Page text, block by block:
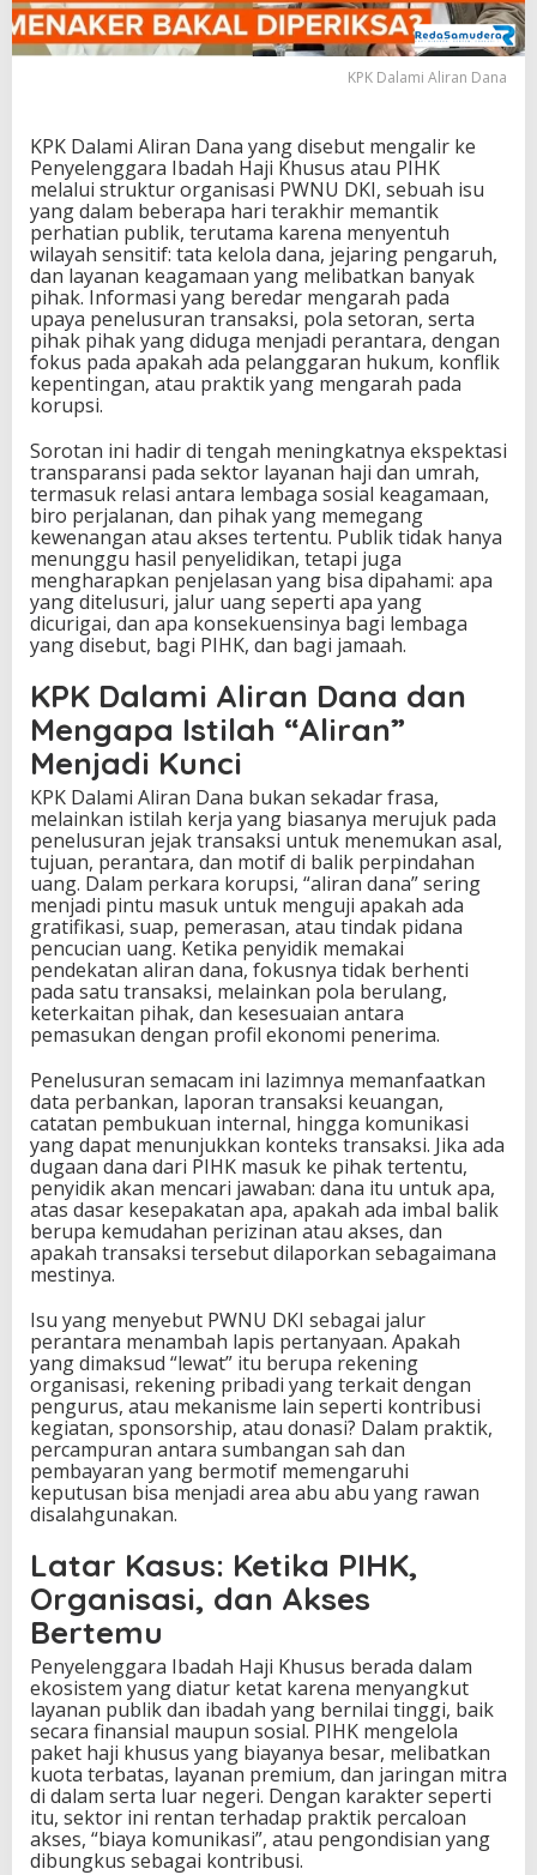
P
I
H
w
a
t
P
W
N
U
D
K
I
?
KPK Dalami Aliran Dana
KPK Dalami Aliran Dana yang disebut mengalir ke
Penyelenggara Ibadah Haji Khusus atau PIHK
melalui struktur organisasi PWNU DKI, sebuah isu
yang dalam beberapa hari terakhir memantik
perhatian publik, terutama karena menyentuh
wilayah sensitif: tata kelola dana, jejaring pengaruh,
dan layanan keagamaan yang melibatkan banyak
pihak. Informasi yang beredar mengarah pada
upaya penelusuran transaksi, pola setoran, serta
pihak pihak yang diduga menjadi perantara, dengan
fokus pada apakah ada pelanggaran hukum, konflik
kepentingan, atau praktik yang mengarah pada
korupsi.
Sorotan ini hadir di tengah meningkatnya ekspektasi
transparansi pada sektor layanan haji dan umrah,
termasuk relasi antara lembaga sosial keagamaan,
biro perjalanan, dan pihak yang memegang
kewenangan atau akses tertentu. Publik tidak hanya
menunggu hasil penyelidikan, tetapi juga
mengharapkan penjelasan yang bisa dipahami: apa
yang ditelusuri, jalur uang seperti apa yang
dicurigai, dan apa konsekuensinya bagi lembaga
yang disebut, bagi PIHK, dan bagi jamaah.
KPK Dalami Aliran Dana dan
Mengapa Istilah “Aliran”
Menjadi Kunci
KPK Dalami Aliran Dana bukan sekadar frasa,
melainkan istilah kerja yang biasanya merujuk pada
penelusuran jejak transaksi untuk menemukan asal,
tujuan, perantara, dan motif di balik perpindahan
uang. Dalam perkara korupsi, “aliran dana” sering
menjadi pintu masuk untuk menguji apakah ada
gratifikasi, suap, pemerasan, atau tindak pidana
pencucian uang. Ketika penyidik memakai
pendekatan aliran dana, fokusnya tidak berhenti
pada satu transaksi, melainkan pola berulang,
keterkaitan pihak, dan kesesuaian antara
pemasukan dengan profil ekonomi penerima.
Penelusuran semacam ini lazimnya memanfaatkan
data perbankan, laporan transaksi keuangan,
catatan pembukuan internal, hingga komunikasi
yang dapat menunjukkan konteks transaksi. Jika ada
dugaan dana dari PIHK masuk ke pihak tertentu,
penyidik akan mencari jawaban: dana itu untuk apa,
atas dasar kesepakatan apa, apakah ada imbal balik
berupa kemudahan perizinan atau akses, dan
apakah transaksi tersebut dilaporkan sebagaimana
mestinya.
Isu yang menyebut PWNU DKI sebagai jalur
perantara menambah lapis pertanyaan. Apakah
yang dimaksud “lewat” itu berupa rekening
organisasi, rekening pribadi yang terkait dengan
pengurus, atau mekanisme lain seperti kontribusi
kegiatan, sponsorship, atau donasi? Dalam praktik,
percampuran antara sumbangan sah dan
pembayaran yang bermotif memengaruhi
keputusan bisa menjadi area abu abu yang rawan
disalahgunakan.
Latar Kasus: Ketika PIHK,
Organisasi, dan Akses
Bertemu
Penyelenggara Ibadah Haji Khusus berada dalam
ekosistem yang diatur ketat karena menyangkut
layanan publik dan ibadah yang bernilai tinggi, baik
secara finansial maupun sosial. PIHK mengelola
paket haji khusus yang biayanya besar, melibatkan
kuota terbatas, layanan premium, dan jaringan mitra
di dalam serta luar negeri. Dengan karakter seperti
itu, sektor ini rentan terhadap praktik percaloan
akses, “biaya komunikasi”, atau pengondisian yang
dibungkus sebagai kontribusi.